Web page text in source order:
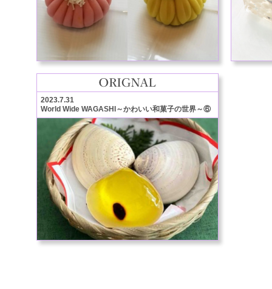
2023.7.31
World Wide WAGASHI～かわいい和菓子の世界～⑥